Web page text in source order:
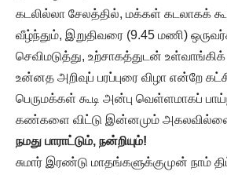
கடலில்லா சேலத்தில், மக்கள் கடலாகக்
வீழ்ந்தும், இறுதிவரை (9.45 மணி)
செவிமடுத்து, உற்சாகத்துடன் உள்வாங்கிக்
உன்னத அறிவுப் பரப்புரை விழா என்றே
பெருமக்கள் கூடி அன்பு வெள்ளமாகப்
கண்களை விட்டு இன்னமும்
நமது பாராட்டும், நன்றியும்!
சுமார் இரண்டு மாதங்களுக்குமுன் நாம்